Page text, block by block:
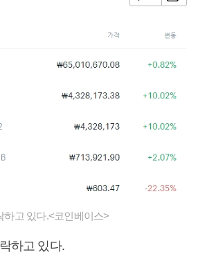
고 있다.<코인베이스>
하고 있다.